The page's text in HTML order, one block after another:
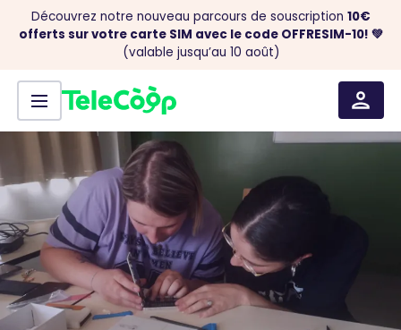
Découvrez notre nouveau parcours de souscription 10€
offerts sur votre carte SIM avec le code OFFRESIM-10! 💚
(valable jusqu’au 10 août)
Aller au contenu
Menu